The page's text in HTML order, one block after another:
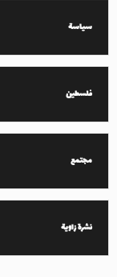
سياسة
فلسطين
مجتمع
نشرة زاوية